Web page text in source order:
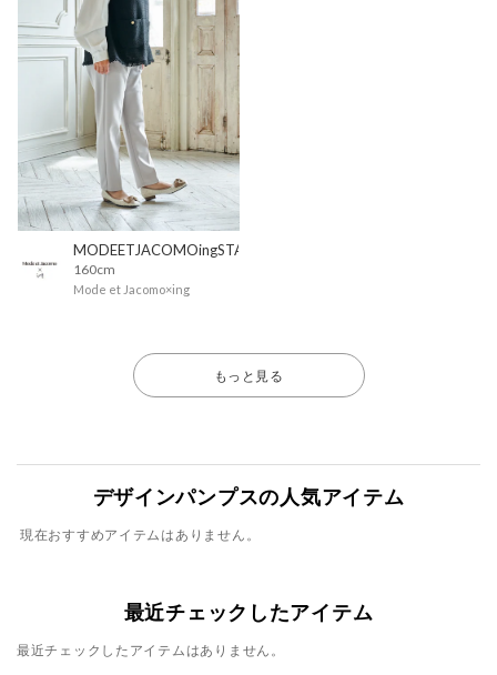
MODEETJACOMOingSTAFF
160cm
Mode et Jacomo×ing
もっと見る
デザインパンプスの人気アイテム
現在おすすめアイテムはありません。
最近チェックしたアイテム
最近チェックしたアイテムはありません。